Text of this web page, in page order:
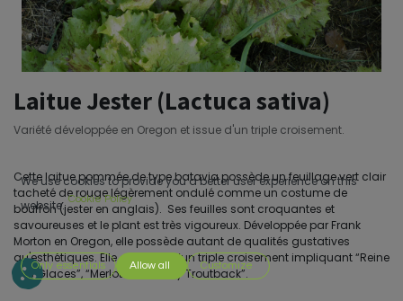
Laitue Jester (Lactuca sativa)
Variété développée en Oregon et issue d'un triple croisement.
Cette laitue pommée de type batavia possède un feuillage vert clair
tacheté de rouge légèrement ondulé comme un costume de
bouffon (jester en anglais). Ses feuilles sont croquantes et
savoureuses et le plant est très vigoureux. Développée par Frank
Morton en Oregon, elle possède autant de qualités gustatives
qu'esthétiques. Elle est issue d’un triple croisement impliquant “Reine
des Glaces”, “Merlot” et “Flashy Troutback”.
We use cookies to provide you a better user experience on this
website. Cookie Policy
Only essentials Allow all Customize